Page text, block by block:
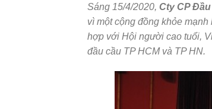
Sáng 15/4/2020, Cty CP
vì một cộng đồng khỏe
hợp với Hội người cao tuổi,
đầu cầu TP HCM và TP HN.